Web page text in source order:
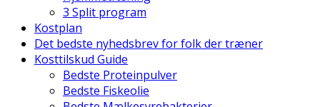
3 Split program
Kostplan
Det bedste nyhedsbrev for folk der træner
Kosttilskud Guide
Bedste Proteinpulver
Bedste Fiskeolie